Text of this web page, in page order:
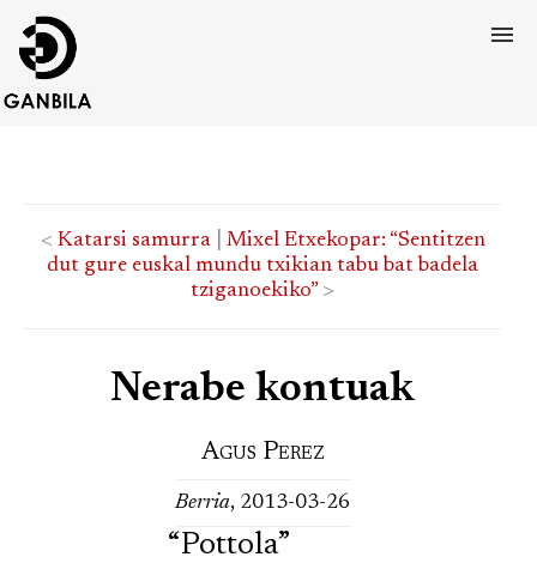
< Katarsi samurra| Mixel Etxekopar: “Sentitzen
dut gure euskal mundu txikian tabu bat badela
tziganoekiko”>
Nerabe kontuak
Agus Perez
Berria, 2013-03-26
“Pottola”